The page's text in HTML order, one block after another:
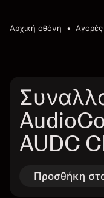
Αρχική οθόνη Αγορές
AUDC
Προσθήκη